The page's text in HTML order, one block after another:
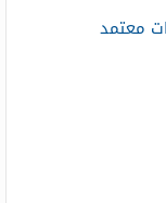
معتمد